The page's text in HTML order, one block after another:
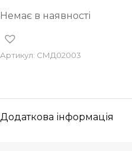
Немає в наявності
Артикул: СМД02003
Додаткова інформація